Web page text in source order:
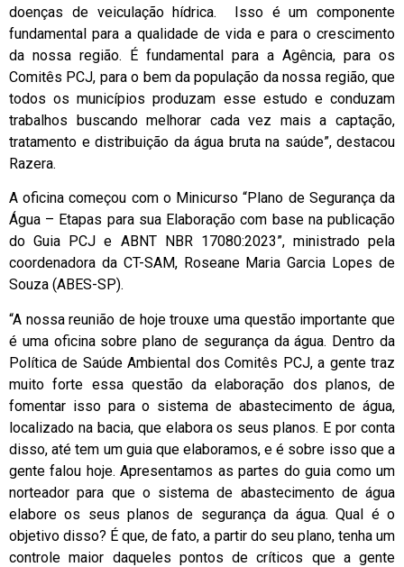
doenças de veiculação hídrica. Isso é um componente
fundamental para a qualidade de vida e para o crescimento
da nossa região. É fundamental para a Agência, para os
Comitês PCJ, para o bem da população da nossa região, que
todos os municípios produzam esse estudo e conduzam
trabalhos buscando melhorar cada vez mais a captação,
tratamento e distribuição da água bruta na saúde”, destacou
Razera.
A oficina começou com o Minicurso “Plano de Segurança da
Água – Etapas para sua Elaboração com base na publicação
do Guia PCJ e ABNT NBR 17080:2023”, ministrado pela
coordenadora da CT-SAM, Roseane Maria Garcia Lopes de
Souza (ABES-SP).
“A nossa reunião de hoje trouxe uma questão importante que
é uma oficina sobre plano de segurança da água. Dentro da
Política de Saúde Ambiental dos Comitês PCJ, a gente traz
muito forte essa questão da elaboração dos planos, de
fomentar isso para o sistema de abastecimento de água,
localizado na bacia, que elabora os seus planos. E por conta
disso, até tem um guia que elaboramos, e é sobre isso que a
gente falou hoje. Apresentamos as partes do guia como um
norteador para que o sistema de abastecimento de água
elabore os seus planos de segurança da água. Qual é o
objetivo disso? É que, de fato, a partir do seu plano, tenha um
controle maior daqueles pontos de críticos que a gente